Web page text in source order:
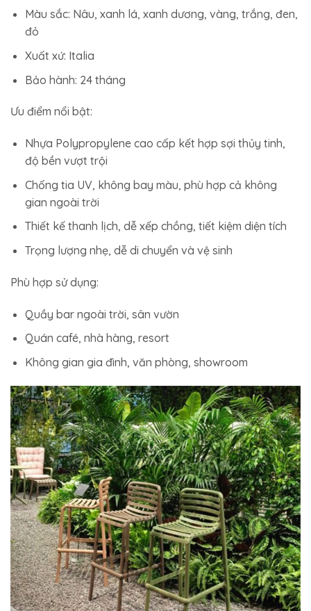
Màu sắc: Nâu, xanh lá, xanh dương, vàng, trắng, đen,
đỏ
Xuất xứ: Italia
Bảo hành: 24 tháng
Ưu điểm nổi bật:
Nhựa Polypropylene cao cấp kết hợp sợi thủy tinh,
độ bền vượt trội
Chống tia UV, không bay màu, phù hợp cả không
gian ngoài trời
Thiết kế thanh lịch, dễ xếp chồng, tiết kiệm diện tích
Trọng lượng nhẹ, dễ di chuyển và vệ sinh
Phù hợp sử dụng:
Quầy bar ngoài trời, sân vườn
Quán café, nhà hàng, resort
Không gian gia đình, văn phòng, showroom